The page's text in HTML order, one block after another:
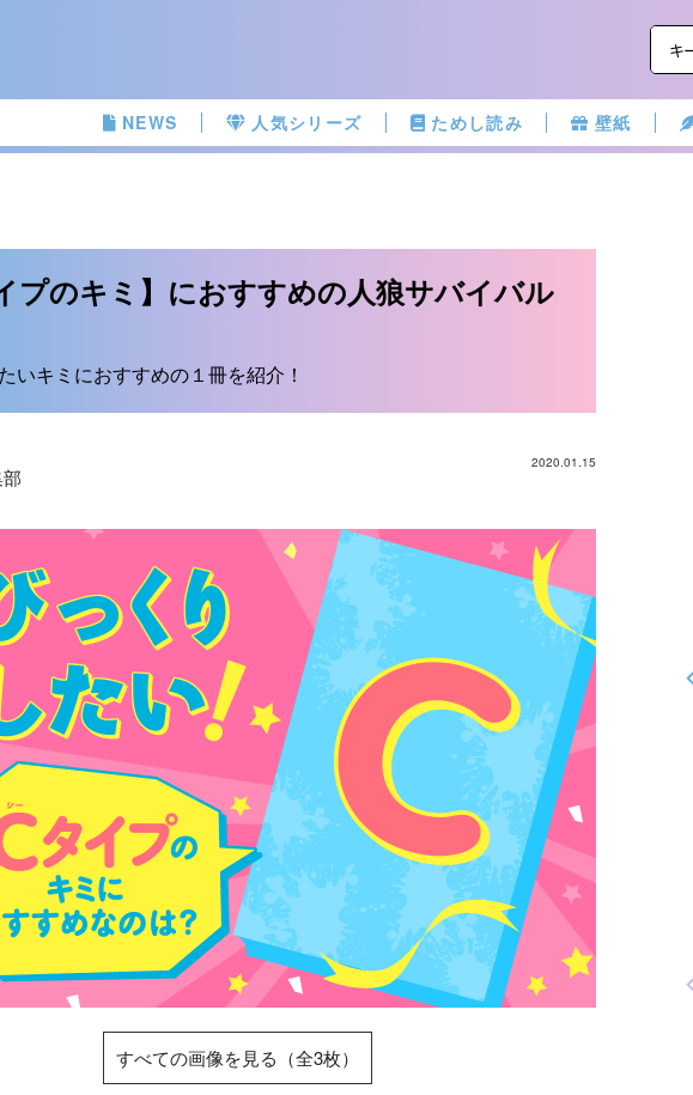
NEWS 人気シリーズ ためし読み 壁紙
プのキミ】におすすめの人狼サバイバル
いキミにおすすめの１冊を紹介！
2020.01.15
すべての画像を見る（全3枚）
探偵チームＫＺ事件
ノート つぶやく死
霊は知っている
怪盗クイーンはサー
カスがお好き ゲー
ムブック
探偵チームＫＺ事件
ノート １～１０巻
合本版
探偵チームＫＺ事件
ノート ２１～３０
巻合本版
黒魔女さんは白魔女
さん！？ ６年１
組 黒魔女さんが通
る！！（１８）
黒魔女さんと恋の魔
女さんが通る！！
（１７）
青い鳥文庫版 獣の
奏者１～８ 全８巻